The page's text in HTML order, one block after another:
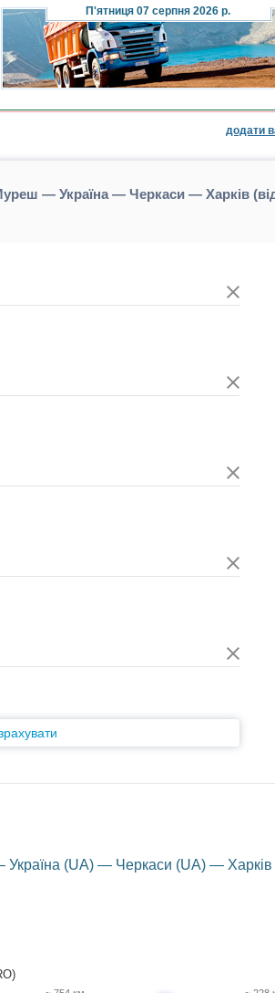
П'ятниця07 серпня 2026 р.
додати
— Україна — Черкаси — Харків
(UA) — Черкаси (UA) — Харків